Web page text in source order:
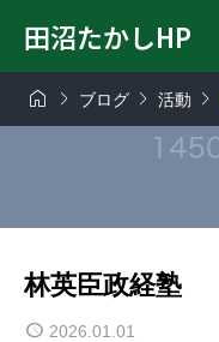
田沼たかしHP
  ブログ  活動 
林英臣政経塾
2026.01.01